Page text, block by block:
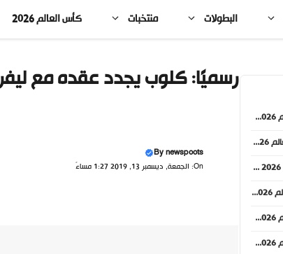
البطولات منتخبات كأس العالم 2026
رسميًا: كلوب يجدد عقده مع
Bynewspoots
On: الجمعة, ديسمبر 13, 2019 1:27 مساءً
موعد مباراة إنجلترا وكرواتيا في كأس العالم 2026 والقنوات الناقلة
موعد مباراة البرتغال والكونغو في كأس العالم 2026 والقنوات الناقلة
موعد مباراة النمسا والأردن في كأس العالم 2026 والقنوات الناقلة
موعد مباراة الأرجنتين والجزائر في كأس العالم 2026 والقنوات الناقلة
موعد مباراة العراق والنرويج في كأس العالم 2026 والقنوات الناقلة
موعد مباراة فرنسا والسنغال في كأس العالم 2026 والقنوات الناقلة